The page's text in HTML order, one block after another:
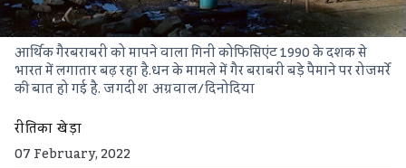
आर्थिक गैरबराबरी को मापने वाला गिनी कोफिसिएंट 1990 के दशक से
भारत में लगातार बढ़ रहा है.धन के मामले में गैर बराबरी बड़े पैमाने पर रोजमर्रे
की बात हो गई है.जगदीश अग्रवाल/दिनोदिया
रीतिका खेड़ा
07 February, 2022